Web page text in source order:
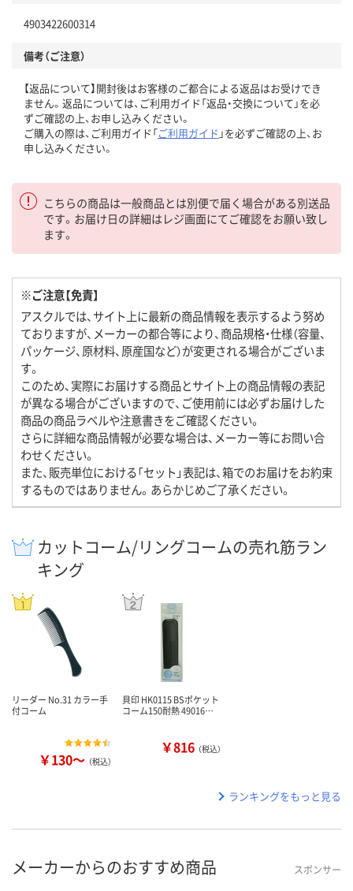
4903422600314
備考（ご注意）
【返品について】開封後はお客様のご都合による返品はお受けでき
ません。返品については、ご利用ガイド「返品・交換について」を必
ずご確認の上、お申し込みください。
ご購入の際は、ご利用ガイド「ご利用ガイド 」を必ずご確認の上、お
申し込みください。
こちらの商品は一般商品とは別便で届く場合がある別送品
です。お届け日の詳細はレジ画面にてご確認をお願い致し
ます。
※ご注意【免責】
アスクルでは、サイト上に最新の商品情報を表示するよう努め
ておりますが、メーカーの都合等により、商品規格・仕様（容量、
パッケージ、原材料、原産国など）が変更される場合がございま
す。
このため、実際にお届けする商品とサイト上の商品情報の表記
が異なる場合がございますので、ご使用前には必ずお届けした
商品の商品ラベルや注意書きをご確認ください。
さらに詳細な商品情報が必要な場合は、メーカー等にお問い合
わせください。
また、販売単位における「セット」表記は、箱でのお届けをお約束
するものではありません。あらかじめご了承ください。
カットコーム/リングコームの売れ筋ラン
キング
リーダー No.31 カラー手
付コーム
￥130～ （税込）
貝印 HK0115 BSポケット
コーム150耐熱 49016…
￥816 （税込）
ランキングをもっと見る
メーカーからのおすすめ商品 スポンサー